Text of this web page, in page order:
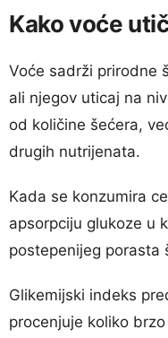
Kako voće
Voće sadrži prirodne
ali njegov uticaj na
od količine šećera,
drugih nutrijenata.
Kada se konzumira
apsorpciju glukoze u
postepenijeg porasta
Glikemijski indeks
procenjuje koliko